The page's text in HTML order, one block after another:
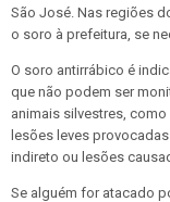
São José. Nas regiões
o soro à prefeitura, se
O soro antirrábico é
que não podem ser
animais silvestres,
lesões leves
indireto ou lesões
Se alguém for atacado